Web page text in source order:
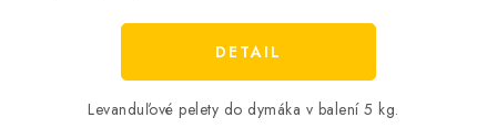
DETAIL
Levanduľové pelety do dymáka v balení 5 kg.